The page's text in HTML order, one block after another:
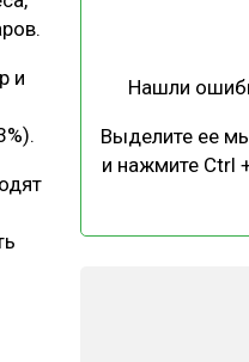
ДИСКУССИЯ
и
Нашли
Выделите ее
и нажмите Ctrl